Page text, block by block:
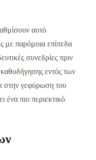
αυτό
με παρόμοια επίπεδα
συνεδρίες πριν
εντός των
στην γεφύρωση του
ένα πιο περιεκτικό